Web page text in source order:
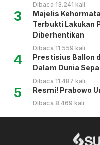
Dibaca 13.241 kali
3
Majelis
Terbukti Lakukan
Diberhentikan
Dibaca 11.559 kali
4
Prestisius Ballon
Dalam Dunia
Dibaca 11.487 kali
5 Resmi! Prabowo
Dibaca 8.469 kali